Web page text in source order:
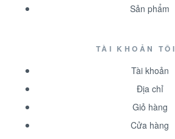
Sản phẩm
TÀI KHOẢN TÔI
Tài khoản
Địa chỉ
Giỏ hàng
Cửa hàng